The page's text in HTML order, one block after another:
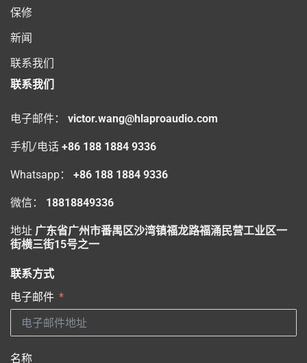
保修
新闻
联系我们
联系我们
电子邮件： victor.wang@hlaproaudio.com
手机/电话 +86 188 1884 9336
Whatsapp： +86 188 1884 9336
微信： 18818849336
地址 广东省广州市番禺区沙湾镇福龙路福涌民营工业区一
街横三街15号之一
联系方式
电子邮件
名称